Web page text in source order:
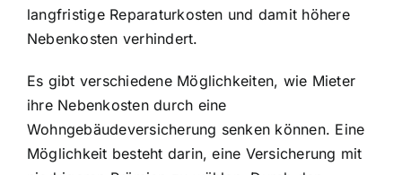
langfristige Reparaturkosten und damit höhere
Nebenkosten verhindert.
Es gibt verschiedene Möglichkeiten, wie Mieter
ihre Nebenkosten durch eine
Wohngebäudeversicherung senken können. Eine
Möglichkeit besteht darin, eine Versicherung mit